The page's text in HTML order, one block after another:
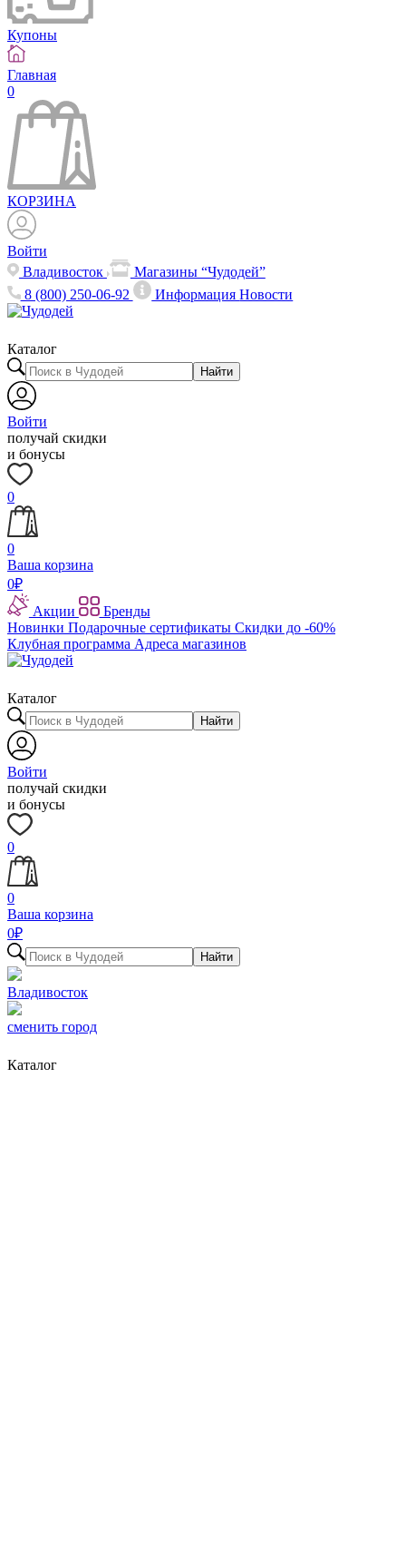
Купоны
Главная
0
КОРЗИНА
Войти
Владивосток
Магазины “Чудодей”
8 (800) 250-06-92
ИнформацияНовости
Каталог
Найти
Войти
получай скидки
и бонусы
0
0
Ваша корзина
0₽
Акции
Бренды
Новинки Подарочные сертификаты Скидки до -60%
Клубная программа Адреса магазинов
Каталог
Найти
Войти
получай скидки
и бонусы
0
0
Ваша корзина
0₽
Найти
Владивосток
сменить город
Каталог